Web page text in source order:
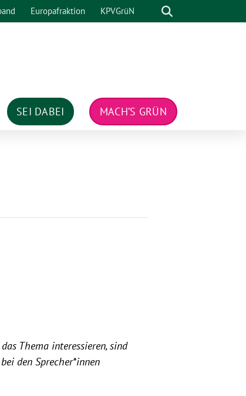
Europafraktion KPVGrüN Suche
SEI DABEI MACH’S GRÜN
Thema interessieren, sind
den Sprecher*innen